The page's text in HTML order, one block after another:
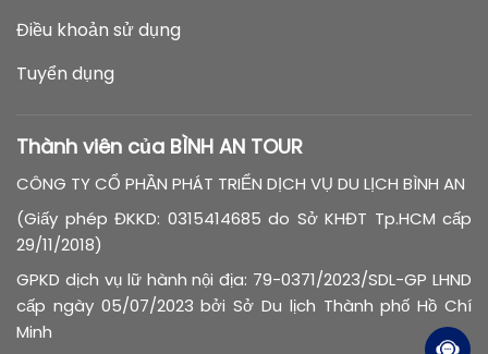
Điều khoản sử dụng
Tuyển dụng
Thành viên của BÌNH AN TOUR
CÔNG TY CỔ PHẦN PHÁT TRIỂN DỊCH VỤ DU LỊCH BÌNH AN
(Giấy phép ĐKKD: 0315414685 do Sở KHĐT Tp.HCM cấp
29/11/2018)
GPKD dịch vụ lữ hành nội địa: 79-0371/2023/SDL-GP LHND
cấp ngày 05/07/2023 bởi Sở Du lịch Thành phố Hồ Chí
Minh